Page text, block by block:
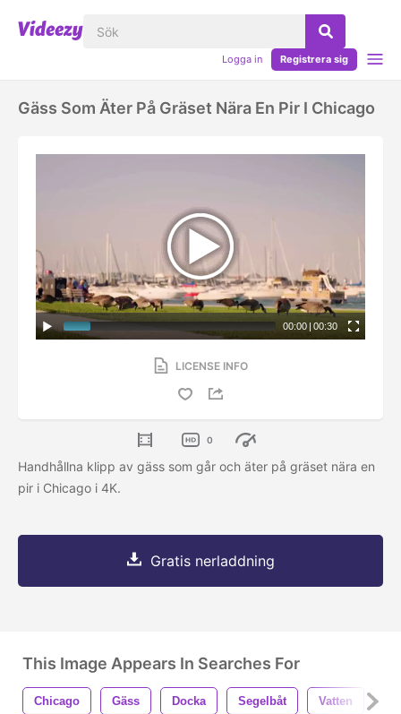
Logga in Registrera sig
Gäss Som Äter På Gräset Nära En Pir I Chicago
00:00 | 00:30
LICENSE INFO
0
Handhållna klipp av gäss som går och äter på gräset nära en
pir i Chicago i 4K.
Gratis nerladdning
This Image Appears In Searches For
Chicago Gäss Docka Segelbåt Vatten